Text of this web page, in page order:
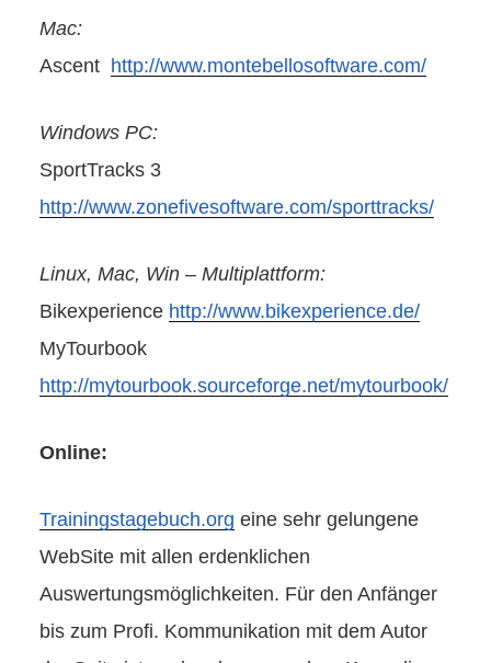
Mac:
Ascent http://www.montebellosoftware.com/
Windows PC:
SportTracks 3
http://www.zonefivesoftware.com/sporttracks/
Linux, Mac, Win – Multiplattform:
Bikexperience http://www.bikexperience.de/
MyTourbook
http://mytourbook.sourceforge.net/mytourbook/
Online:
Trainingstagebuch.org eine sehr gelungene
WebSite mit allen erdenklichen
Auswertungsmöglichkeiten. Für den Anfänger
bis zum Profi. Kommunikation mit dem Autor